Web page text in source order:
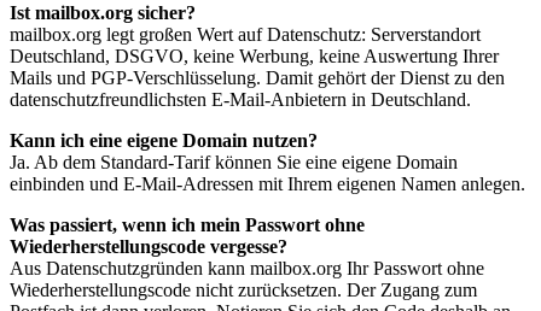
Ist mailbox.org sicher?
mailbox.org legt großen Wert auf Datenschutz: Serverstandort
Deutschland, DSGVO, keine Werbung, keine Auswertung Ihrer
Mails und PGP-Verschlüsselung. Damit gehört der Dienst zu den
datenschutzfreundlichsten E-Mail-Anbietern in Deutschland.
Kann ich eine eigene Domain nutzen?
Ja. Ab dem Standard-Tarif können Sie eine eigene Domain
einbinden und E-Mail-Adressen mit Ihrem eigenen Namen anlegen.
Was passiert, wenn ich mein Passwort ohne
Wiederherstellungscode vergesse?
Aus Datenschutzgründen kann mailbox.org Ihr Passwort ohne
Wiederherstellungscode nicht zurücksetzen. Der Zugang zum